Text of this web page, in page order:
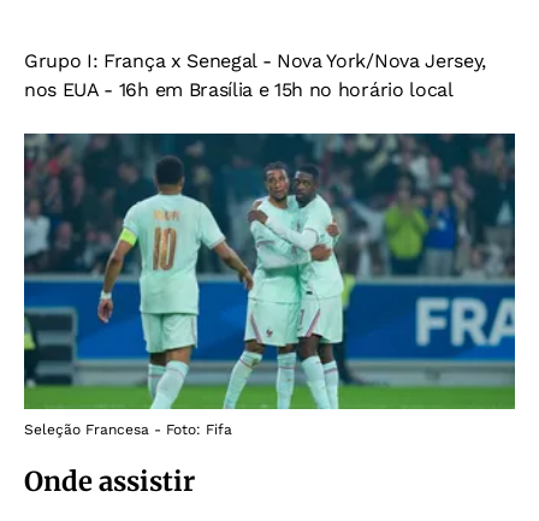
Grupo I: França x Senegal - Nova York/Nova Jersey,
nos EUA - 16h em Brasília e 15h no horário local
Seleção Francesa - Foto: Fifa
Onde assistir